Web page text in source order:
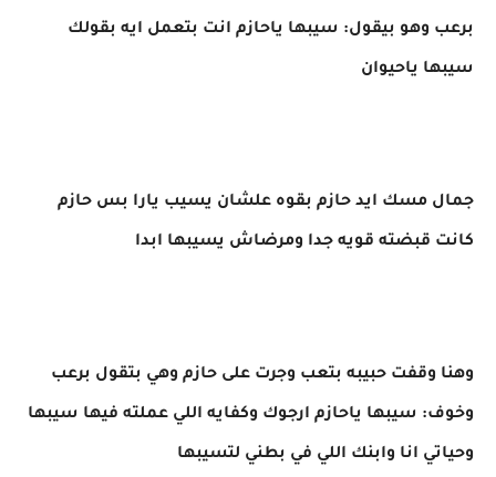
برعب وهو بيقول: سيبها ياحازم انت بتعمل ايه بقولك
سيبها ياحيوان
جمال مسك ايد حازم بقوه علشان يسيب يارا بس حازم
كانت قبضته قويه جدا ومرضاش يسيبها ابدا
وهنا وقفت حبيبه بتعب وجرت على حازم وهي بتقول برعب
وخوف: سيبها ياحازم ارجوك وكفايه اللي عملته فيها سيبها
وحياتي انا وابنك اللي في بطني لتسيبها